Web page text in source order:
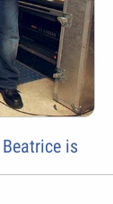
is